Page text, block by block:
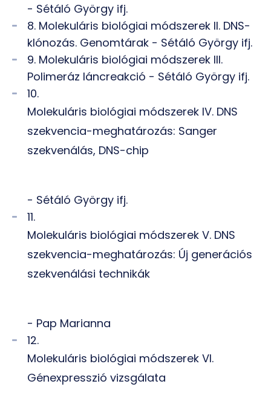
- Sétáló György ifj.
8. Molekuláris biológiai módszerek II. DNS-
klónozás. Genomtárak - Sétáló György ifj.
9. Molekuláris biológiai módszerek III.
Polimeráz láncreakció - Sétáló György ifj.
10.
Molekuláris biológiai módszerek IV. DNS
szekvencia-meghatározás: Sanger
szekvenálás, DNS-chip
- Sétáló György ifj.
11.
Molekuláris biológiai módszerek V. DNS
szekvencia-meghatározás: Új generációs
szekvenálási technikák
- Pap Marianna
12.
Molekuláris biológiai módszerek VI.
Génexpresszió vizsgálata